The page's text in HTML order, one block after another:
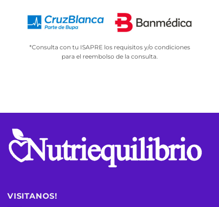
*Consulta con tu ISAPRE los requisitos y/o condiciones
para el reembolso de la consulta.
VISITANOS!